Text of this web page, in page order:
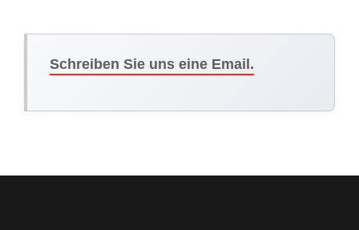
Schreiben Sie uns eine Email.